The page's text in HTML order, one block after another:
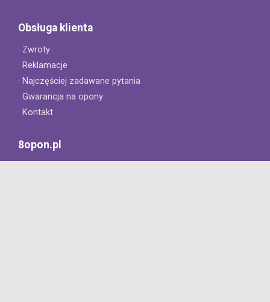
Obsługa klienta
· Zwroty
· Reklamacje
· Najczęściej zadawane pytania
· Gwarancja na opony
· Kontakt
8opon.pl